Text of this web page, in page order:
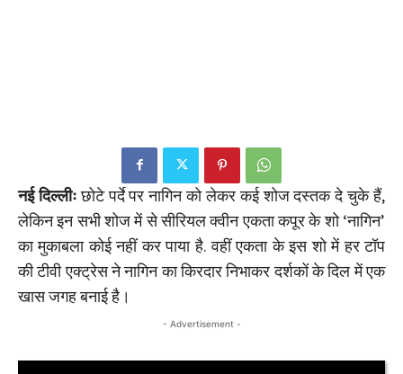
नई दिल्लीःछोटे पर्दे पर नागिन को लेकर कई शोज दस्तक दे चुके हैं,
लेकिन इन सभी शोज में से सीरियल क्वीन एकता कपूर के शो ‘नागिन’
का मुकाबला कोई नहीं कर पाया है. वहीं एकता के इस शो में हर टॉप
की टीवी एक्ट्रेस ने नागिन का किरदार निभाकर दर्शकों के दिल में एक
खास जगह बनाई है।
- Advertisement -